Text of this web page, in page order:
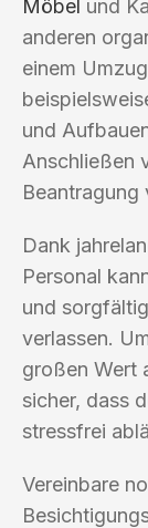
Möbel und
anderen
einem
und
Anschließen
Beantragung
Dank
Personal
und
verlassen.
großen Wert
sicher, dass
stressfrei
Vereinbare